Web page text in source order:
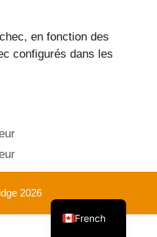
en fonction des
configurés dans les
2026
French